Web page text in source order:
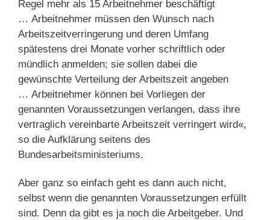
Regel mehr als 15 Arbeitnehmer beschäftigt
… Arbeitnehmer müssen den Wunsch nach
Arbeitszeitverringerung und deren Umfang
spätestens drei Monate vorher schriftlich oder
mündlich anmelden; sie sollen dabei die
gewünschte Verteilung der Arbeitszeit angeben
… Arbeitnehmer können bei Vorliegen der
genannten Voraussetzungen verlangen, dass ihre
vertraglich vereinbarte Arbeitszeit verringert wird«,
so die Aufklärung seitens des
Bundesarbeitsministeriums.
Aber ganz so einfach geht es dann auch nicht,
selbst wenn die genannten Voraussetzungen erfüllt
sind. Denn da gibt es ja noch die Arbeitgeber. Und